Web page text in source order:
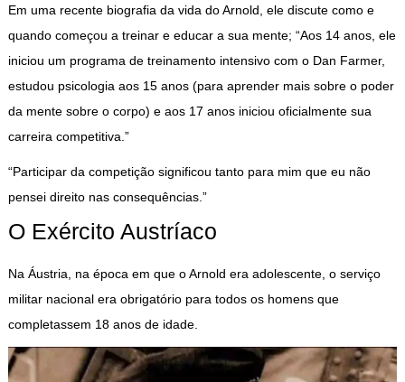
Em uma recente biografia da vida do Arnold, ele discute como e
quando começou a treinar e educar a sua mente; “Aos 14 anos, ele
iniciou um programa de treinamento intensivo com o Dan Farmer,
estudou psicologia aos 15 anos (para aprender mais sobre o poder
da mente sobre o corpo) e aos 17 anos iniciou oficialmente sua
carreira competitiva.”
“Participar da competição significou tanto para mim que eu não
pensei direito nas consequências.”
O Exército Austríaco
Na Áustria, na época em que o Arnold era adolescente, o serviço
militar nacional era obrigatório para todos os homens que
completassem 18 anos de idade.